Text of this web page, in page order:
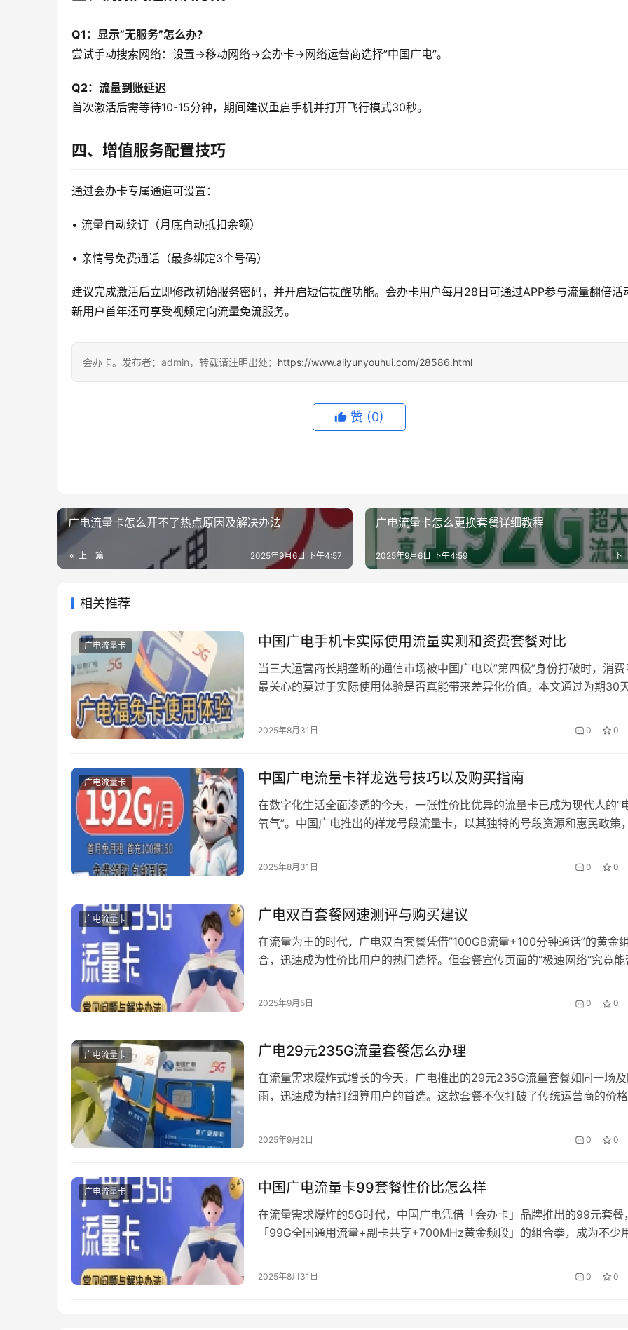
Q1：显示”无服务”怎么办？
尝试手动搜索网络：设置→移动网络→会办卡→网络运营商选择”中国广电”。
Q2：流量到账延迟
首次激活后需等待10-15分钟，期间建议重启手机并打开飞行模式30秒。
四、增值服务配置技巧
通过会办卡专属通道可设置：
• 流量自动续订（月底自动抵扣余额）
• 亲情号免费通话（最多绑定3个号码）
建议完成激活后立即修改初始服务密码，并开启短信提醒功能。会办卡用户每月28日可通过APP参与流量翻倍活
新用户首年还可享受视频定向流量免流服务。
会办卡。发布者：admin，转载请注明出处： https://www.aliyunyouhui.com/28586.html
赞 (0)
广电流量卡怎么开不了热点原因及解决办法
上一篇 2025年9月6日 下午4:57
广电流量卡怎么更换套餐详细教程
下
2025年9月6日 下午4:59
相关推荐
广电流量卡 中国广电手机卡实际使用流量实测和资费套餐对比
当三大运营商长期垄断的通信市场被中国广电以”第四极”身份打破时，消费
最关心的莫过于实际使用体验是否真能带来差异化价值。本文通过为期30
与主流运营商进行全方位对比，用数据说话。 实测篇：5G网络覆盖的惊喜
2025年8月31日 0 0
广电流量卡 中国广电流量卡祥龙选号技巧以及购买指南
在数字化生活全面渗透的今天，一张性价比优异的流量卡已成为现代人的”
氧气”。中国广电推出的祥龙号段流量卡，以其独特的号段资源和惠民政策
于自己的”幸运数字”。 第一章 祥龙号段的价值解码 广电192开头的祥龙号
2025年8月31日 0 0
广电流量卡 广电双百套餐网速测评与购买建议
在流量为王的时代，广电双百套餐凭借”100GB流量+100分钟通话”的黄金
合，迅速成为性价比用户的热门选择。但套餐宣传页面的”极速网络”究竟能
一、实验室环境下的极限测试 在信号满格的室内环境中，使用华为Mate40
2025年9月5日 0 0
广电流量卡 广电29元235G流量套餐怎么办理
在流量需求爆炸式增长的今天，广电推出的29元235G流量套餐如同一场
雨，迅速成为精打细算用户的首选。这款套餐不仅打破了传统运营商的价
程，并揭秘如何通过会办卡平台进一步优化使用体验。 一、套餐核心优势
2025年9月2日 0 0
广电流量卡 中国广电流量卡99套餐性价比怎么样
在流量需求爆炸的5G时代，中国广电凭借「会办卡」品牌推出的99元套餐
「99G全国通用流量+副卡共享+700MHz黄金频段」的组合拳，成为不少
反馈，拆解这套餐的「真香」与「暗坑」。 一、价格战中的「降维打击」
2025年8月31日 0 0